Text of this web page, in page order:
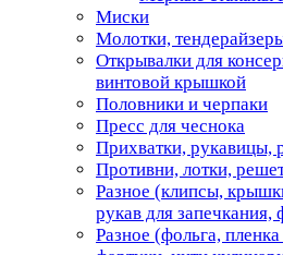
Миски
Молотки,
Открывалки для
винтовой крышкой
Половники и черпаки
Пресс для чеснока
Прихватки, рукавицы,
Противни, лотки,
Разное (клипсы,
рукав для запечкания,
Разное (фольга,